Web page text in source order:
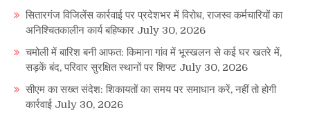
सितारगंज विजिलेंस कार्रवाई पर प्रदेशभर में विरोध, राजस्व कर्मचारियों का
अनिश्चितकालीन कार्य बहिष्कार July 30, 2026
चमोली में बारिश बनी आफत: किमाना गांव में भूस्खलन से कई घर खतरे में,
सड़कें बंद, परिवार सुरक्षित स्थानों पर शिफ्ट July 30, 2026
सीएम का सख्त संदेश: शिकायतों का समय पर समाधान करें, नहीं तो होगी
कार्रवाई July 30, 2026